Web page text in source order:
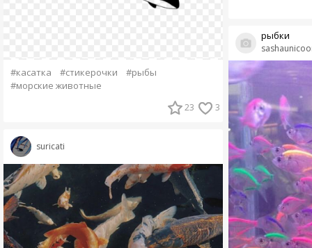
#касатка #стикерочки
#рыбы
#морские животные
23 3
suricati
рыбки